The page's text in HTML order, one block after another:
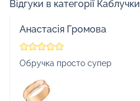
Відгуки в категорії Каблучки
Анастасія Громова
Обручка просто супер